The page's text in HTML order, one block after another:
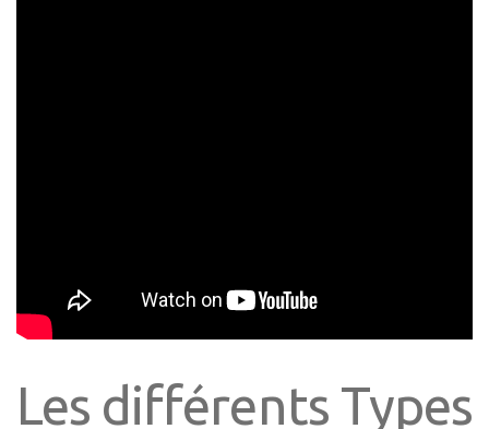
Les différents Types